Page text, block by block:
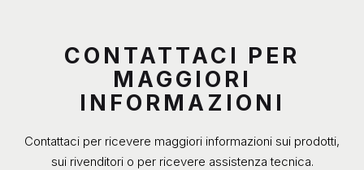
CONTATTACI PER
MAGGIORI
INFORMAZIONI
Contattaci per ricevere maggiori informazioni sui prodotti,
sui rivenditori o per ricevere assistenza tecnica.